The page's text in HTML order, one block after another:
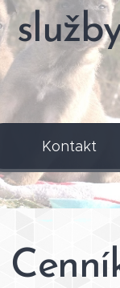
Kontakt